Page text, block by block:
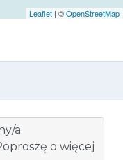
Leaflet | ©OpenStreetMap